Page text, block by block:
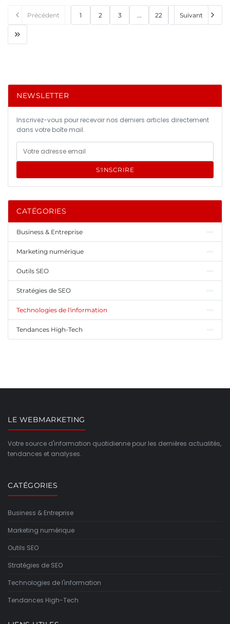
Précédent 1 2 3 ... 22 Suivant
NEWSLETTER
Inscrivez-vous pour recevoir nos derniers articles directement
dans votre boîte mail.
S'INSCRIRE
CATÉGORIES
Business & Entreprise
Marketing numérique
Outils SEO
Stratégies de SEO
Technologies de l'information
Tendances High-Tech
LE WEBMARKETING
Votre source d'information quotidienne pour les dernières actualités,
tendances et analyses.
CATÉGORIES
Business & Entreprise
Marketing numérique
Outils SEO
Stratégies de SEO
Technologies de l'information
Tendances High-Tech